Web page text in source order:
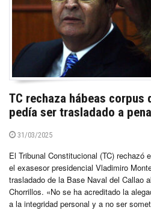
TC rechaza hábeas corpus
pedía ser trasladado a
31/03/2025
El Tribunal Constitucional (TC) rechazó
el exasesor presidencial Vladimiro
trasladado de la Base Naval del Callao
Chorrillos. «No se ha acreditado la
a la integridad personal y a no ser